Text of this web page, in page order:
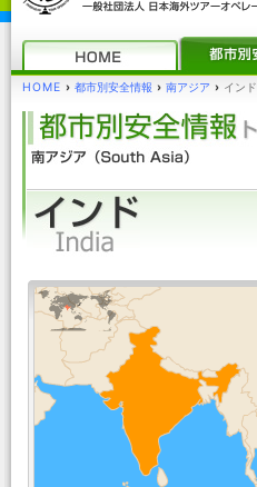
HOME › 都市別安全情報 › 南アジア › インド